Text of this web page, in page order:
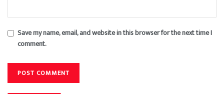
Save my name, email, and website in this browser for the next time I
comment.